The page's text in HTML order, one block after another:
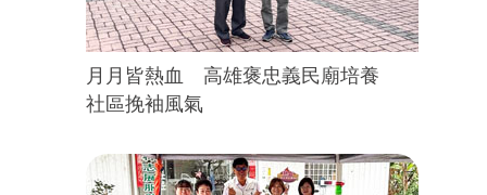
月月皆熱血 高雄褒忠義民廟培養
社區挽袖風氣